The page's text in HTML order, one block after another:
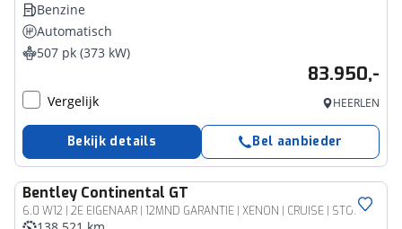
Benzine
Automatisch
507 pk (373 kW)
83.950,-
Vergelijk HEERLEN
Bekijk details Bel aanbieder
Bentley Continental GT
6.0 W12 | 2E EIGENAAR | 12MND GARANTIE | XENON | CRUISE | STOELVERWARMING | CLIMA | NAVI |